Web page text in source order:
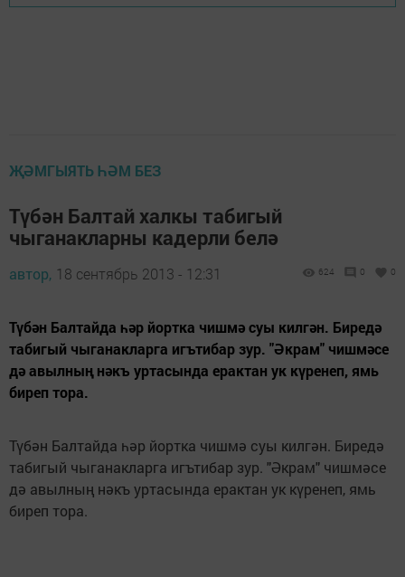
ҖӘМГЫЯТЬ ҺӘМ БЕЗ
Түбән Балтай халкы табигый
чыганакларны кадерли белә
автор, 18 сентябрь 2013 - 12:31 624 0 0
Түбән Балтайда һәр йортка чишмә суы килгән. Биредә
табигый чыганакларга игътибар зур. "Әкрам" чишмәсе
дә авылның нәкъ уртасында ерактан ук күренеп, ямь
биреп тора.
Түбән Балтайда һәр йортка чишмә суы килгән. Биредә
табигый чыганакларга игътибар зур. "Әкрам" чишмәсе
дә авылның нәкъ уртасында ерактан ук күренеп, ямь
биреп тора.